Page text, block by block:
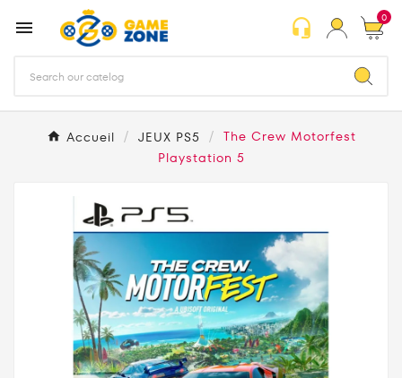
 headset_mic 0
Accueil JEUX PS5
The Crew Motorfest
Playstation 5